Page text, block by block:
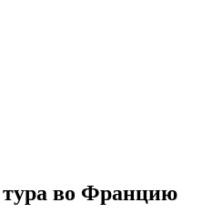
во Францию